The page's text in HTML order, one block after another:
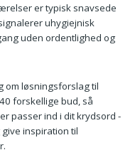
er typisk snavsede
uhygiejnisk
uden ordentlighed og
om løsningsforslag til
forskellige bud, så
passer ind i dit krydsord -
inspiration til